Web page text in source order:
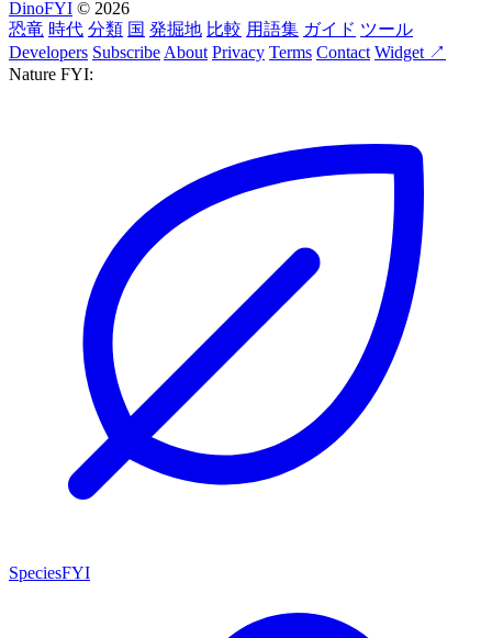
DinoFYI © 2026
恐竜 時代 分類 国 発掘地 比較 用語集 ガイド ツール
Developers Subscribe About Privacy Terms Contact Widget ↗
Nature FYI:
SpeciesFYI